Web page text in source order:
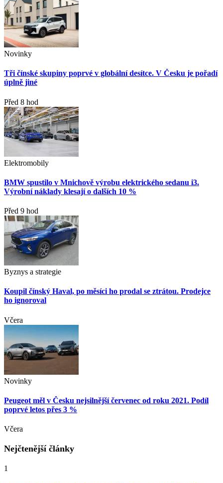
Novinky
Tři čínské skupiny poprvé v globální desítce. V Česku je pořadí
úplně jiné
Před 8 hod
Elektromobily
BMW spustilo v Mnichově výrobu elektrického sedanu i3.
Výrobní náklady klesají o dalších 10 %
Před 9 hod
Byznys a strategie
Koupil čínský Haval, po měsíci ho prodal se ztrátou. Prodejce
ho ignoroval
Včera
Novinky
Peugeot měl v Česku nejsilnější červenec od roku 2021. Podíl
poprvé letos přes 3 %
Včera
Nejčtenější články
1